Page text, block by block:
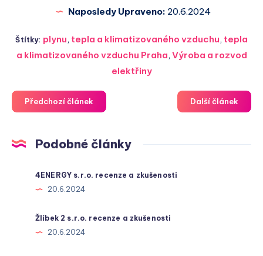
Naposledy Upraveno: 20.6.2024
Štítky: plynu, tepla a klimatizovaného vzduchu, tepla
a klimatizovaného vzduchu Praha, Výroba a rozvod
elektřiny
Předchozí článek Další článek
Podobné články
4ENERGY s.r.o. recenze a zkušenosti
20.6.2024
Žlíbek 2 s.r.o. recenze a zkušenosti
20.6.2024